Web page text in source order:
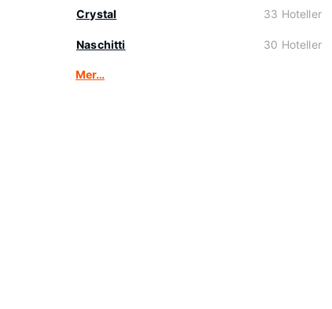
Crystal 33 Hoteller
Naschitti 30 Hoteller
Mer…